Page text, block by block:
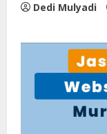
Dedi Mulyadi